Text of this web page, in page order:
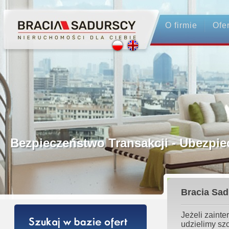
O firmie
Profesjonalne Pośrednictwo
Bezpieczeństwo Transakcji -
Licencjonowani Pośrednicy
Gwarancja Zwrotu Zadatku
Bracia
Jeżeli
udzielimy